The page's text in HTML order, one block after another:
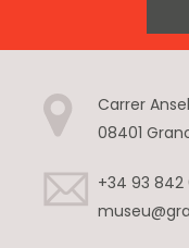
Carrer
08401
+34 93 842